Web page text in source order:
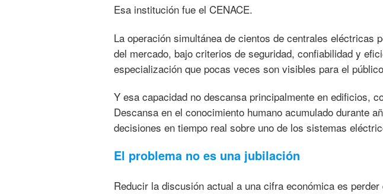
Esa institución fue el CENACE.
La operación simultánea de cientos de centrales eléctricas
del mercado, bajo criterios de seguridad, confiabilidad y
especialización que pocas veces son visibles para el
Y esa capacidad no descansa principalmente en edificios,
Descansa en el conocimiento humano acumulado durante
decisiones en tiempo real sobre uno de los sistemas
El problema no es una jubilación
Reducir la discusión actual a una cifra económica es